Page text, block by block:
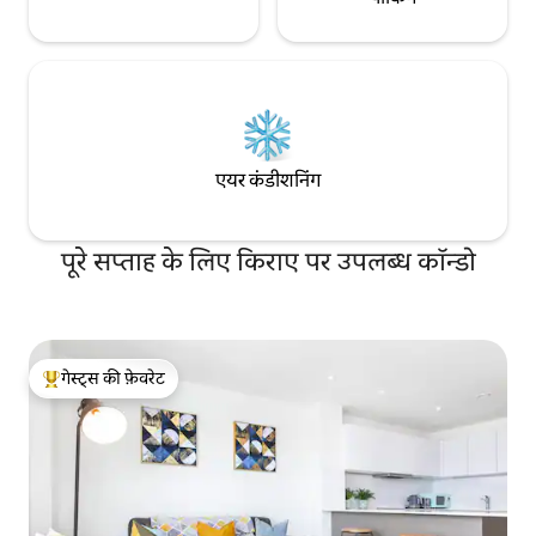
एयर कंडीशनिंग
पूरे सप्ताह के लिए किराए पर उपलब्ध कॉन्डो
गेस्ट्स का टॉप फ़ेवरेट
गेस्ट्स की फ़ेवरेट